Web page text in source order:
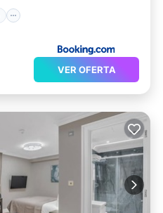
VER OFERTA